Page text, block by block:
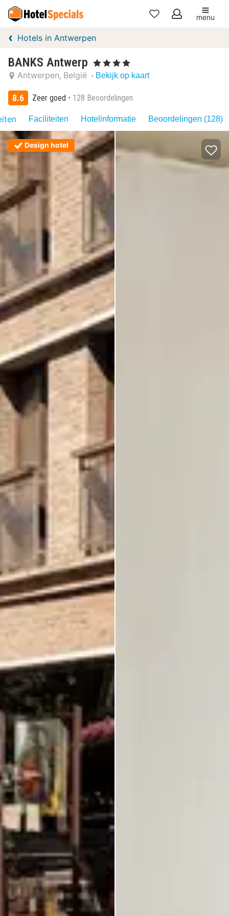
Mijn
menu
Hotels in Antwerpen
BANKS Antwerp , 4 Sterren
Antwerpen België - Bekijk op kaart
8.6 Zeer goed 128 Beoordelingen
Faciliteiten Hotelinformatie Beoordelingen (128)
Design hotel